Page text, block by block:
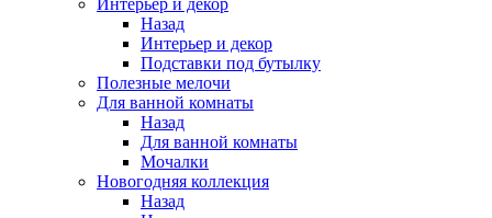
Интерьер и декор
Назад
Интерьер и декор
Подставки под бутылку
Полезные мелочи
Для ванной комнаты
Назад
Для ванной комнаты
Мочалки
Новогодняя коллекция
Назад